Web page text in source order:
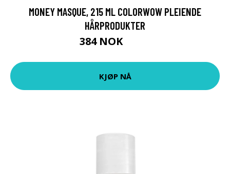
MONEY MASQUE, 215 ML COLORWOW PLEIENDE
HÅRPRODUKTER
384 NOK
KJØP NÅ